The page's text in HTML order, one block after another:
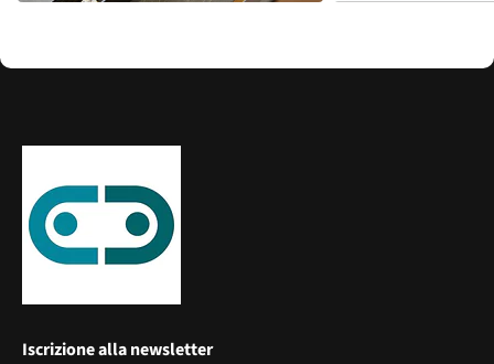
Iscrizione alla newsletter